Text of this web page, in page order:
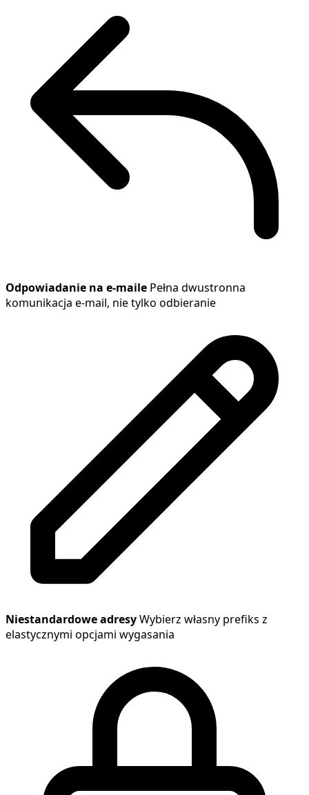
Odpowiadanie na e-maile Pełna dwustronna
komunikacja e-mail, nie tylko odbieranie
Niestandardowe adresyWybierz własny prefiks z
elastycznymi opcjami wygasania